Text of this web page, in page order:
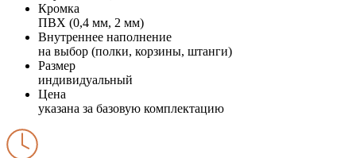
Кромка
ПВХ (0,4 мм, 2 мм)
Внутреннее наполнение
на выбор (полки, корзины, штанги)
Размер
индивидуальный
Цена
указана за базовую комплектацию